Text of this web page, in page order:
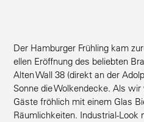
Der Hamburger Frühling kam
ellen Eröffnung des beliebten
Alten Wall 38 (direkt an der
Sonne die Wolken­decke. Als
Gäste fröhlich mit einem Glas
Räumlich­keiten. Indus­trial-Look